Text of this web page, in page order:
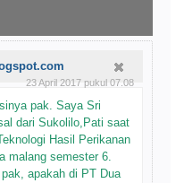
23 April 2017 pukul 07.08
pak. Saya Sri
dari Sukolilo,Pati saat
Hasil Perikanan
malang semester 6.
apakah di PT Dua